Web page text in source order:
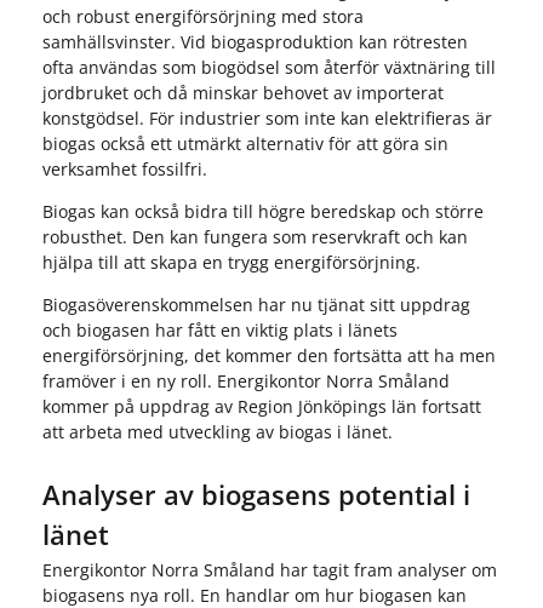
och robust energiförsörjning med stora
samhällsvinster. Vid biogasproduktion kan rötresten
ofta användas som biogödsel som återför växtnäring till
jordbruket och då minskar behovet av importerat
konstgödsel. För industrier som inte kan elektrifieras är
biogas också ett utmärkt alternativ för att göra sin
verksamhet fossilfri.
Biogas kan också bidra till högre beredskap och större
robusthet. Den kan fungera som reservkraft och kan
hjälpa till att skapa en trygg energiförsörjning.
Biogasöverenskommelsen har nu tjänat sitt uppdrag
och biogasen har fått en viktig plats i länets
energiförsörjning, det kommer den fortsätta att ha men
framöver i en ny roll. Energikontor Norra Småland
kommer på uppdrag av Region Jönköpings län fortsatt
att arbeta med utveckling av biogas i länet.
Analyser av biogasens potential i
länet
Energikontor Norra Småland har tagit fram analyser om
biogasens nya roll. En handlar om hur biogasen kan